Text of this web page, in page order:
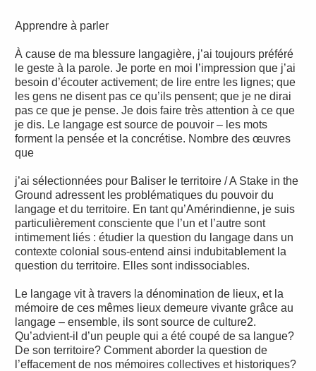
Apprendre à parler
À cause de ma blessure langagière, j’ai toujours préféré
le geste à la parole. Je porte en moi l’impression que j’ai
besoin d’écouter activement; de lire entre les lignes; que
les gens ne disent pas ce qu’ils pensent; que je ne dirai
pas ce que je pense. Je dois faire très attention à ce que
je dis. Le langage est source de pouvoir – les mots
forment la pensée et la concrétise. Nombre des œuvres
que
j’ai sélectionnées pour Baliser le territoire / A Stake in the
Ground adressent les problématiques du pouvoir du
langage et du territoire. En tant qu’Amérindienne, je suis
particulièrement consciente que l’un et l’autre sont
intimement liés : étudier la question du langage dans un
contexte colonial sous-entend ainsi indubitablement la
question du territoire. Elles sont indissociables.
Le langage vit à travers la dénomination de lieux, et la
mémoire de ces mêmes lieux demeure vivante grâce au
langage – ensemble, ils sont source de culture2.
Qu’advient-il d’un peuple qui a été coupé de sa langue?
De son territoire? Comment aborder la question de
l’effacement de nos mémoires collectives et historiques?